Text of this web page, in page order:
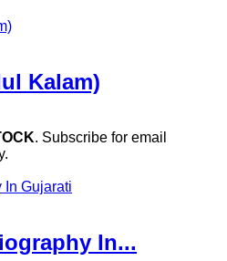
Kalam)
. Subscribe for email
In...